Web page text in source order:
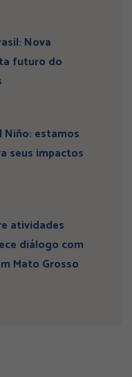
Nova
futuro do
Niño: estamos
seus impactos
atividades
diálogo com
Mato Grosso